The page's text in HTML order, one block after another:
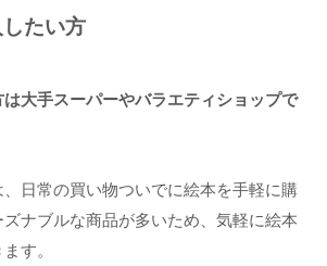
たい方
大手スーパーやバラエティショップで
日常の買い物ついでに絵本を手軽に購
ナブルな商品が多いため、気軽に絵本
す。